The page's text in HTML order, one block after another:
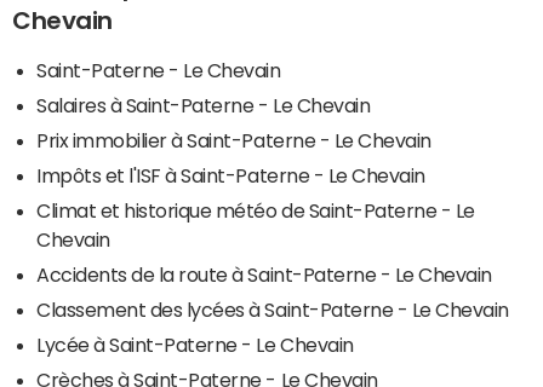
Chevain
Saint-Paterne - Le Chevain
Salaires à Saint-Paterne - Le Chevain
Prix immobilier à Saint-Paterne - Le Chevain
Impôts et l'ISF à Saint-Paterne - Le Chevain
Climat et historique météo de Saint-Paterne - Le
Chevain
Accidents de la route à Saint-Paterne - Le Chevain
Classement des lycées à Saint-Paterne - Le Chevain
Lycée à Saint-Paterne - Le Chevain
Crèches à Saint-Paterne - Le Chevain